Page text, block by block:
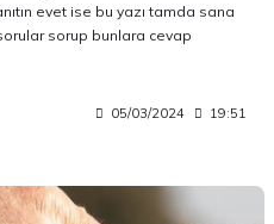
evet ise bu yazı tamda sana
sorup bunlara cevap
05/03/2024 19:51